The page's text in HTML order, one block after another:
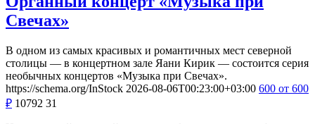
Свечах»
В одном из самых красивых и романтичных мест северной
столицы — в концертном зале Яани Кирик — состоится серия
необычных концертов «Музыка при Свечах».
https://schema.org/InStock 2026-08-06T00:23:00+03:00 600 от 600
₽ 10792 31